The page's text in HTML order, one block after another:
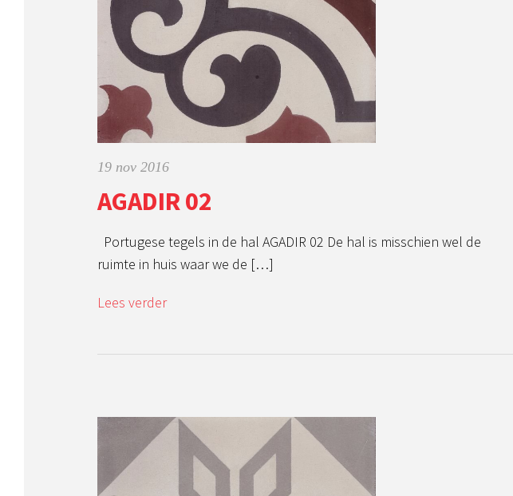
19 nov 2016
AGADIR 02
Portugese tegels in de hal AGADIR 02 De hal is misschien wel de
ruimte in huis waar we de […]
Lees verder